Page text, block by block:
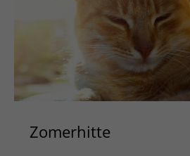
Zomerhitte